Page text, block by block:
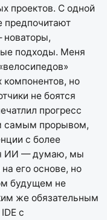
проектов. С одной
предпочитают
новаторы,
подходы. Меня
но
не боятся
прогресс
самым прорывом,
с более
ИИ — думаю, мы
его основе, но
будущем не
же обязательным
с